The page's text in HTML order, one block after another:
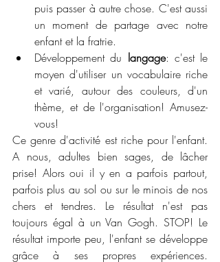
puis passer à autre chose. C'est aussi
un moment de partage avec notre
enfant et la fratrie.
Développement du langage: c'est le
moyen d'utiliser un vocabulaire riche
et varié, autour des couleurs, d'un
thème, et de l'organisation! Amusez-
vous!
Ce genre d'activité est riche pour l'enfant.
A nous, adultes bien sages, de lâcher
prise! Alors oui il y en a parfois partout,
parfois plus au sol ou sur le minois de nos
chers et tendres. Le résultat n'est pas
toujours égal à un Van Gogh. STOP! Le
résultat importe peu, l'enfant se développe
grâce à ses propres expériences.